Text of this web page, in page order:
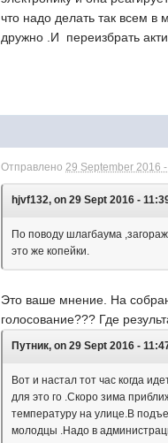
что надо делать так всем
дружно .И переизбрать
Отправлено29 September 2016
hjvf132, on 29 Sept 2016 -
По поводу шлагбаума
это же копейки.
Это ваше мнение. На
голосование??? Где
Путник, on 29 Sept 2016 -
Вот и настал тот час когда
для это го .Скоро зима
температуру на улице.В
молодцы .Надо в